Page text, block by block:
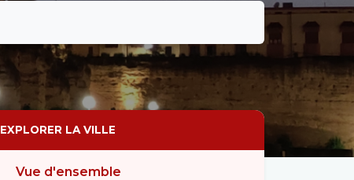
EXPLORER LA VILLE
Vue d'ensemble